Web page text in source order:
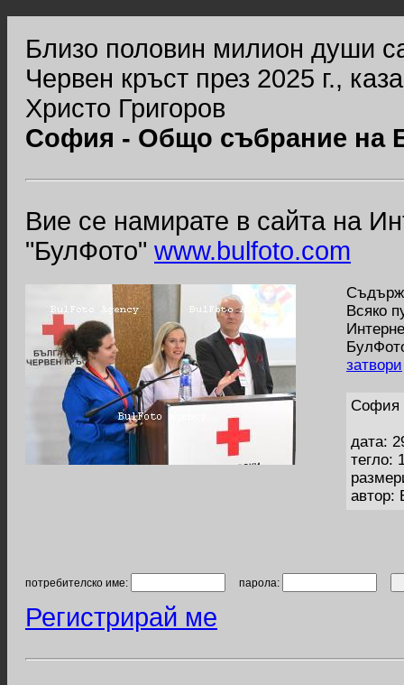
Близо половин милион души
Червен кръст през 2025 г.,
Христо Григоров
София - Общо събрание на
Вие се намирате в сайта на
"БулФото" www.bulfoto.com
Всяко
затвори
София
дата:
тегло:
автор:
потребителско име: парола:
Регистрирай ме